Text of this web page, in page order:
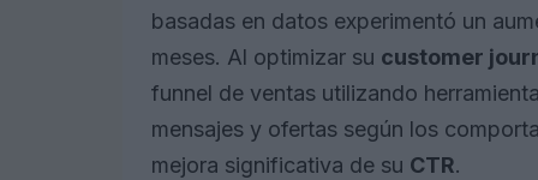
basadas en datos experimentó un
meses. Al optimizar su customer
funnel de ventas utilizando
mensajes y ofertas según los
mejora significativa de su CTR.